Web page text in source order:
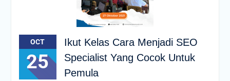
OCT
25
Ikut Kelas Cara Menjadi SEO
Specialist Yang Cocok Untuk
Pemula